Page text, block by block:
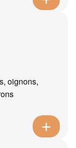
oignons,